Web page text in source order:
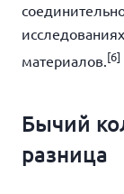
материалов.[6]
Бычий
разница